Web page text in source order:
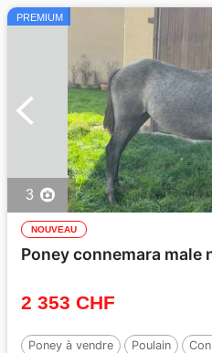
PREMIUM
3
NOUVEAU
Poney connemara male
2 353 CHF
Poney à vendre Poulain